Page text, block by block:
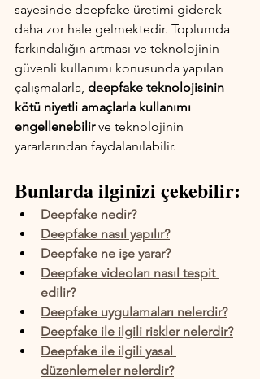
sayesinde deepfake üretimi giderek
daha zor hale gelmektedir. Toplumda
farkındalığın artması ve teknolojinin
güvenli kullanımı konusunda yapılan
çalışmalarla, deepfake teknolojisinin
kötü niyetli amaçlarla kullanımı
engellenebilir ve teknolojinin
yararlarından faydalanılabilir.
Bunlarda ilginizi çekebilir:
Deepfake nedir?
Deepfake nasıl yapılır?
Deepfake ne işe yarar?
Deepfake videoları nasıl tespit
edilir?
Deepfake uygulamaları nelerdir?
Deepfake ile ilgili riskler nelerdir?
Deepfake ile ilgili yasal
düzenlemeler nelerdir?